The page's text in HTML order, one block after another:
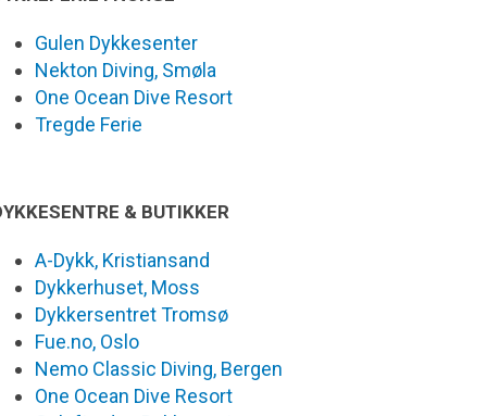
Gulen Dykkesenter
Nekton Diving, Smøla
One Ocean Dive Resort
Tregde Ferie
& BUTIKKER
A-Dykk, Kristiansand
Dykkerhuset, Moss
Dykkersentret Tromsø
Fue.no, Oslo
Nemo Classic Diving, Bergen
One Ocean Dive Resort